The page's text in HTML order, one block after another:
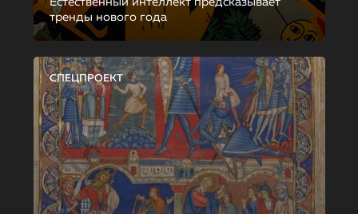
тренды нового года
СПЕЦПРОЕКТ